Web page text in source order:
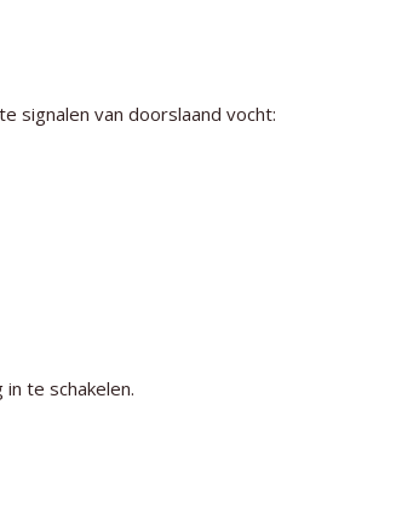
signalen van doorslaand vocht:
te schakelen.